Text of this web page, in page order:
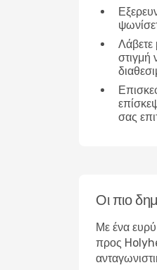
Λάβετε
στιγμή
σας
Οι πιο
Με ένα
προς